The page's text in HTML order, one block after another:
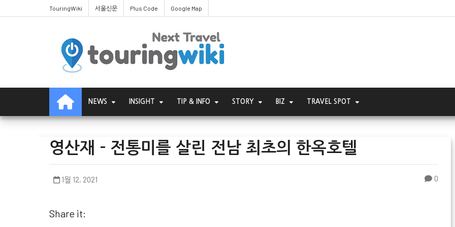
TouringWiki 서울신문 Plus Code Google Map
NEWS INSIGHT TIP & INFO STORY BIZ TRAVEL SPOT
영산재 - 전통미를 살린 전남 최초의 한옥호텔
1월 12, 2021 0
Share it: